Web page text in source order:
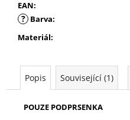
EAN:
? Barva:
Materiál:
Popis Související (1)
POUZE PODPRSENKA